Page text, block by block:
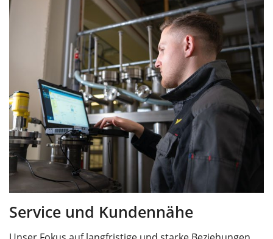
Service und Kundennähe